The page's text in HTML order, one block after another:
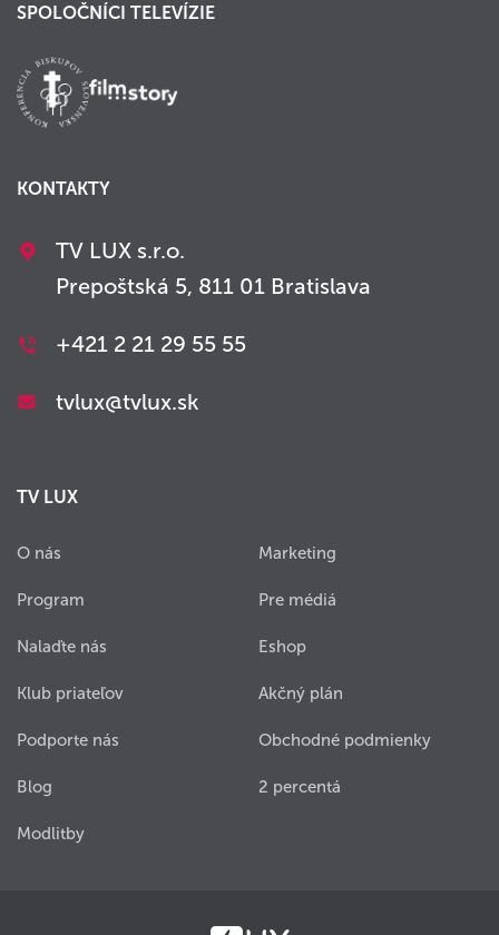
SPOLOČNÍCI TELEVÍZIE
KONTAKTY
TV LUX s.r.o.
Prepoštská 5, 811 01 Bratislava
+421 2 21 29 55 55
tvlux@tvlux.sk
TV LUX
O nás
Program
Nalaďte nás
Klub priateľov
Podporte nás
Blog
Modlitby
Marketing
Pre médiá
Eshop
Akčný plán
Obchodné podmienky
2 percentá